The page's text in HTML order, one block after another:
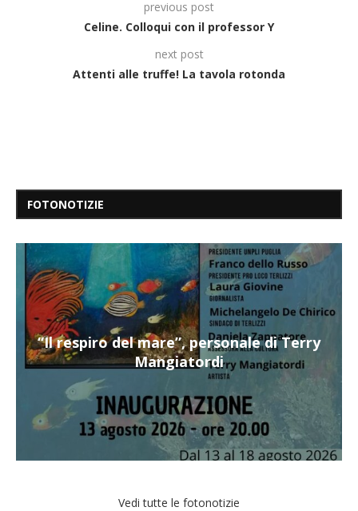
previous post
Celine. Colloqui con il professor Y
next post
Attenti alle truffe! La tavola rotonda
FOTONOTIZIE
“Il respiro del mare”, personale di Terry
Mangiatordi
Vedi tutte le fotonotizie